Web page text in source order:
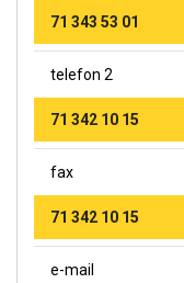
71 343 53 01
telefon 2
71 342 10 15
fax
71 342 10 15
e-mail